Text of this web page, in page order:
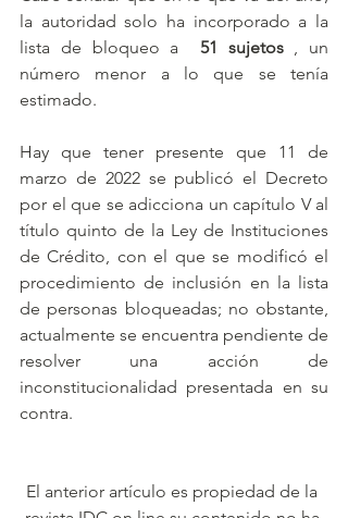
la autoridad solo ha incorporado a la
lista de bloqueo a 51 sujetos , un
número menor a lo que se tenía
estimado.
Hay que tener presente que 11 de
marzo de 2022 se publicó el Decreto
por el que se adicciona un capítulo V al
título quinto de la Ley de Instituciones
de Crédito, con el que se modificó el
procedimiento de inclusión en la lista
de personas bloqueadas; no obstante,
actualmente se encuentra pendiente de
resolver una acción de
inconstitucionalidad presentada en su
contra.
El anterior artículo es propiedad de la